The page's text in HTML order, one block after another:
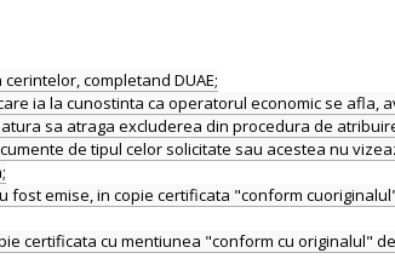
completand DUAE;
ia la cunostinta ca operatorul economic se afla,
sa atraga excluderea din procedura de
de tipul celor solicitate sau acestea nu
emise, in copie certificata "conform
certificata cu mentiunea "conform cu originalul"